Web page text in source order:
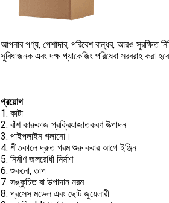
আপনার পণ্য, পেশাদার, পরিবেশ বান্ধব, আরও সুরক্ষিত
সুবিধাজনক এবং দক্ষ প্যাকেজিং পরিষেবা সরবরাহ করা
প্রয়োগ
1. কাটা
2. বাঁশ কারুকাজ প্রক্রিয়াজাতকরণ উত্পাদন
3. পাইপলাইন গলানো।
4. শীতকালে দ্রুত গরম শুরু করার আগে ইঞ্জিন
5. নির্মাণ জলরোধী নির্মাণ
6. শুকনো, তাপ
7. সঙ্কুচিত বা উপাদান নরম
8. প্রসেস মডেল এবং ছোট জুয়েলারী